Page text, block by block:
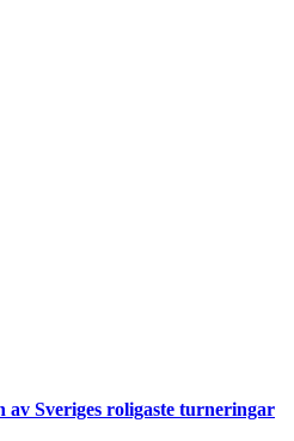
av Sveriges roligaste turneringar